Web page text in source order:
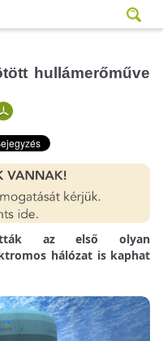
hullámerőműve
az első olyan
hálózat is kaphat